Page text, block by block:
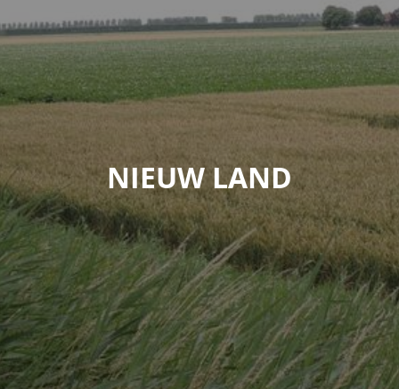
NIEUW LAND